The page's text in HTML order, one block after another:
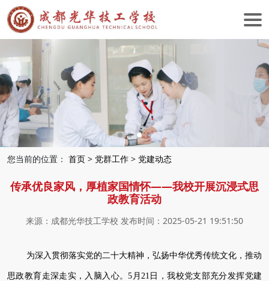
您当前的位置： 首页 > 党群工作 > 党建动态
传承优良家风，厚植家国情怀——我校开展沉浸式思
政教育活动
来源：成都光华技工学校 发布时间：2025-05-21 19:51:50
为深入贯彻落实党的二十大精神，弘扬中华优秀传统文化，推动
思政教育走深走实，入脑入心。5月21日，我校党支部充分发挥党建